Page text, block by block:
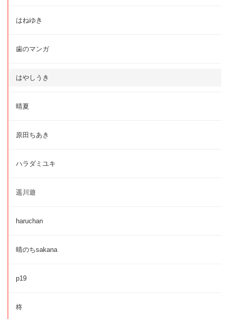
はねゆき
歯のマンガ
はやしうき
晴夏
原田ちあき
ハラダミユキ
遥川遊
haruchan
晴のちsakana
p19
柊